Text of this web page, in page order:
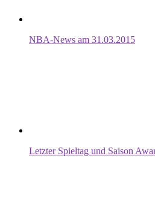
NBA-News am 31.03.2015
Letzter Spieltag und Saison